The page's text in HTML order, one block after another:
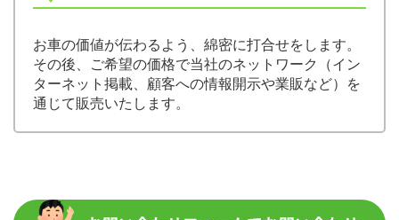
お車の価値が伝わるよう、綿密に打合せをします。
その後、ご希望の価格で当社のネットワーク（イン
ターネット掲載、顧客への情報開示や業販など）を
通じて販売いたします。